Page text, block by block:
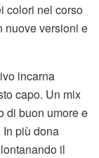
colori nel corso
nuove versioni e
incarna
capo. Un mix
di buon umore e
In più dona
il